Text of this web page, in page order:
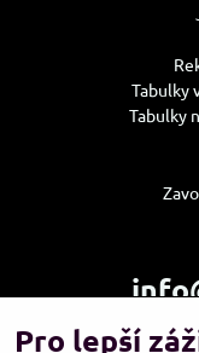
Tabulky
Tabulky
+420
Pro lepší